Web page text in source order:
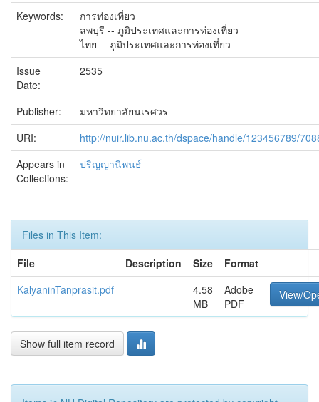
Keywords:
การท่องเที่ยว
ลพบุรี -- ภูมิประเทศและการท่องเที่ยว
ไทย -- ภูมิประเทศและการท่องเที่ยว
Issue
Date:
2535
Publisher:
มหาวิทยาลัยนเรศวร
URI:
http://nuir.lib.nu.ac.th/dspace/handle/123456789/
Appears in
Collections:
ปริญญานิพนธ์
Files in This Item:
File
Description Size
Format
KalyaninTanprasit.pdf
4.58
MB
Adobe
PDF
View/
Show full item record